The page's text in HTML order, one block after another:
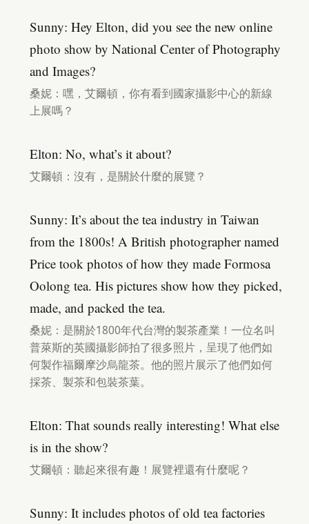
Sunny: Hey Elton, did you see the new online
photo show by National Center of Photography
and Images?
桑妮：嘿，艾爾頓，你有看到國家攝影中心的新線
上展嗎？
Elton: No, what’s it about?
艾爾頓：沒有，是關於什麼的展覽？
Sunny: It’s about the tea industry in Taiwan
from the 1800s! A British photographer named
Price took photos of how they made Formosa
Oolong tea. His pictures show how they picked,
made, and packed the tea.
桑妮：是關於1800年代台灣的製茶產業！一位名叫
普萊斯的英國攝影師拍了很多照片，呈現了他們如
何製作福爾摩沙烏龍茶。他的照片展示了他們如何
採茶、製茶和包裝茶葉。
Elton: That sounds really interesting! What else
is in the show?
艾爾頓：聽起來很有趣！展覽裡還有什麼呢？
Sunny: It includes photos of old tea factories